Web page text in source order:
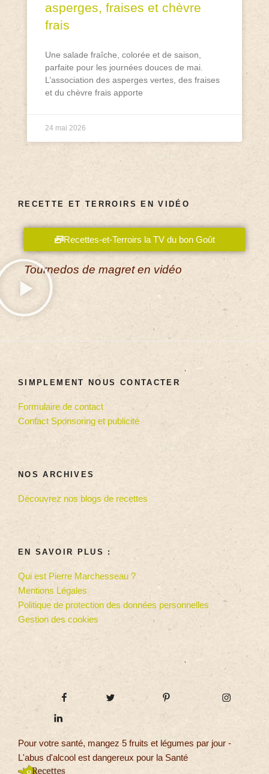
asperges, fraises et chèvre
frais
Une salade fraîche, colorée et de saison,
parfaite pour les journées douces de mai.
L’association des asperges vertes, des fraises
et du chèvre frais apporte
24 mai 2026
RECETTE ET TERROIRS EN VIDÉO
Recettes-et-Terroirs la TV du bon Goût
Tournedos de magret en vidéo
SIMPLEMENT NOUS CONTACTER
Formulaire de contact
Contact Sponsoring et publicité
NOS ARCHIVES
Découvrez nos blogs de recettes
EN SAVOIR PLUS :
Qui est Pierre Marchesseau ?
Mentions Légales
Politique de protection des données personnelles
Gestion des cookies
Pour votre santé, mangez 5 fruits et légumes par jour -
L'abus d'alcool est dangereux pour la Santé